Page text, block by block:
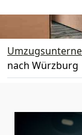
nach Würzburg